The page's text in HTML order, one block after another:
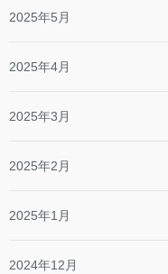
2025年5月
2025年4月
2025年3月
2025年2月
2025年1月
2024年12月